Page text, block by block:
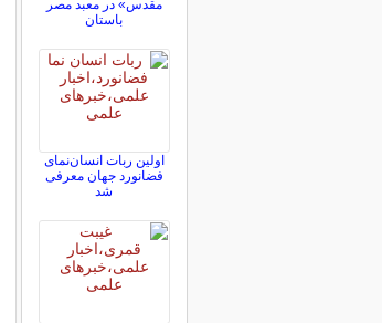
مقدس» در معبد مصر
باستان
اولین ربات انسان‌نمای
فضانورد جهان معرفی
شد